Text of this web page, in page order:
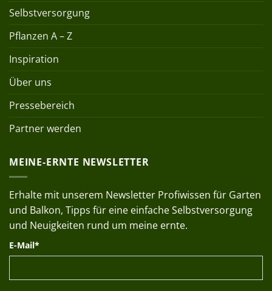
Selbstversorgung
Pflanzen A – Z
Inspiration
Über uns
Pressebereich
Partner werden
MEINE-ERNTE NEWSLETTER
Erhalte mit unserem Newsletter Profiwissen für Garten
und Balkon, Tipps für eine einfache Selbstversorgung
und Neuigkeiten rund um meine ernte.
E-Mail*